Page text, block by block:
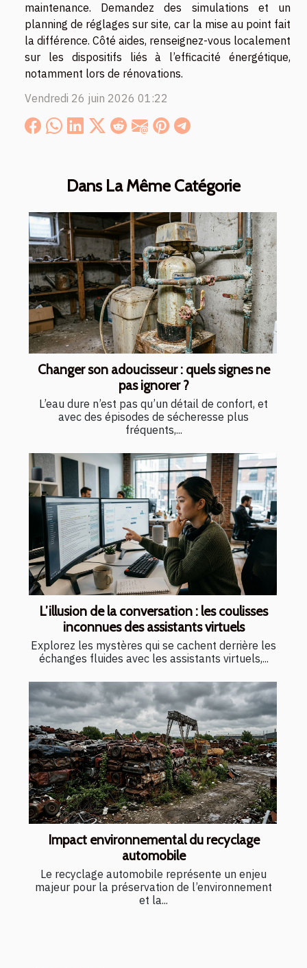
Dans La Même Catégorie
Changer son adoucisseur : quels signes ne
pas ignorer ?
L’eau dure n’est pas qu’un détail de confort, et
avec des épisodes de sécheresse plus
fréquents,...
L’illusion de la conversation : les coulisses
inconnues des assistants virtuels
Explorez les mystères qui se cachent derrière les
échanges fluides avec les assistants virtuels,...
Impact environnemental du recyclage
automobile
Le recyclage automobile représente un enjeu
majeur pour la préservation de l’environnement
et la...
maintenance. Demandez des simulations et un
planning de réglages sur site, car la mise au point fait
la différence. Côté aides, renseignez-vous localement
sur les dispositifs liés à l’efficacité énergétique,
notamment lors de rénovations.
Vendredi 26 juin 2026 01:22